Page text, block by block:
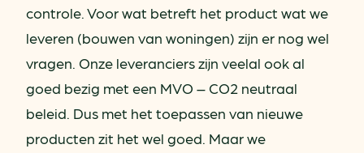
controle. Voor wat betreft het product wat we
leveren (bouwen van woningen) zijn er nog wel
vragen. Onze leveranciers zijn veelal ook al
goed bezig met een MVO – CO2 neutraal
beleid. Dus met het toepassen van nieuwe
producten zit het wel goed. Maar we